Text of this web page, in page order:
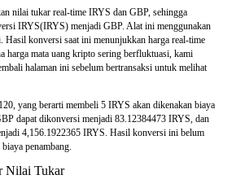
nilai tukar real-time IRYS dan GBP, sehingga
IRYS(IRYS) menjadi GBP. Alat ini menggunakan
Hasil konversi saat ini menunjukkan harga real-time
harga mata uang kripto sering berfluktuasi, kami
halaman ini sebelum bertransaksi untuk melihat
yang berarti membeli 5 IRYS akan dikenakan biaya
dapat dikonversi menjadi 83.12384473 IRYS, dan
4,156.1922365 IRYS. Hasil konversi ini belum
penambang.
Nilai Tukar